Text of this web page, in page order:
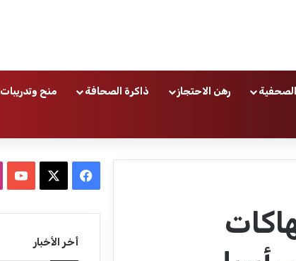
الصحفية رهن الاحتجاز ذاكرة الصحافة منح وتدريبات
أخر الأخبار